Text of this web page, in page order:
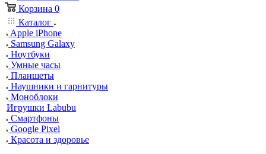
Корзина 0
Каталог
Apple iPhone
Samsung Galaxy
Ноутбуки
Умные часы
Планшеты
Наушники и гарнитуры
Моноблоки
Игрушки Labubu
Смартфоны
Google Pixel
Красота и здоровье